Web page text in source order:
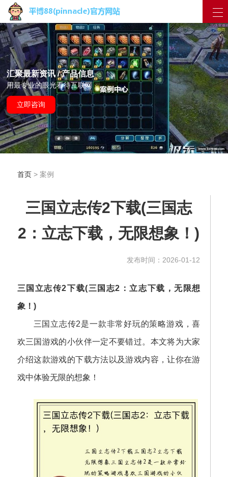
汇聚最新资讯 / 产品信息
用最专业的眼光看待互联网
立即咨询
首页> 案例
三国立志传2下载(三国志
2：立志下载，无限想象！)
发布时间：2026-01-12
三国立志传2下载(三国志2：立志下载，无限想
象！)
三国立志传2是一款非常好玩的策略游戏，喜
欢三国游戏的小伙伴一定不要错过。本文将为大家
介绍这款游戏的下载方法以及游戏内容，让你在游
戏中体验无限的想象！